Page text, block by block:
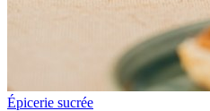
Épicerie sucrée